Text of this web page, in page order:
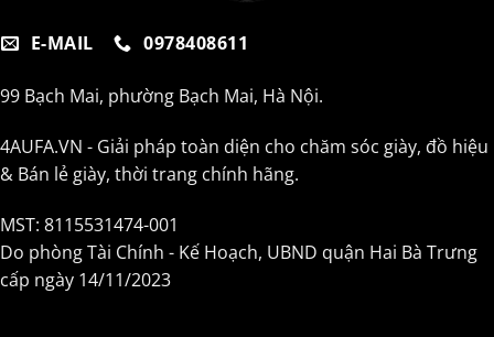
E-MAIL 0978408611
99 Bạch Mai, phường Bạch Mai, Hà Nội.
4AUFA.VN - Giải pháp toàn diện cho chăm sóc giày, đồ hiệu
& Bán lẻ giày, thời trang chính hãng.
MST: 8115531474-001
Do phòng Tài Chính - Kế Hoạch, UBND quận Hai Bà Trưng
cấp ngày 14/11/2023